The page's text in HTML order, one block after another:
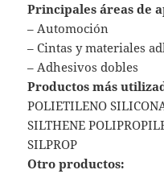
Principales áreas de
– Automoción
– Cintas y materiales
– Adhesivos dobles
Productos más
POLIETILENO
SILTHENE
SILPROP
Otro productos: